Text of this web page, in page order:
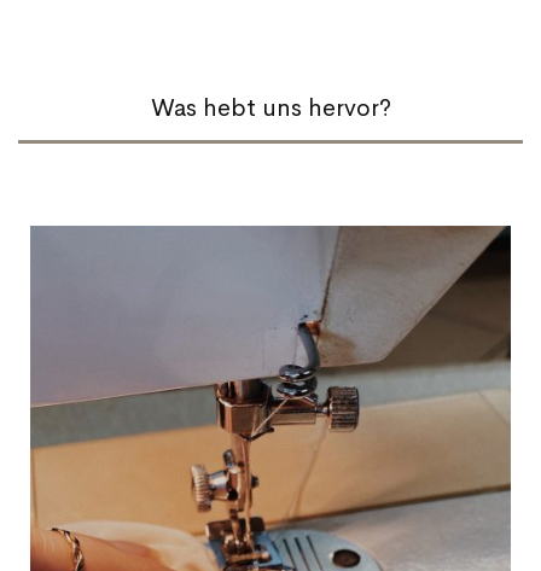
Was hebt uns hervor?